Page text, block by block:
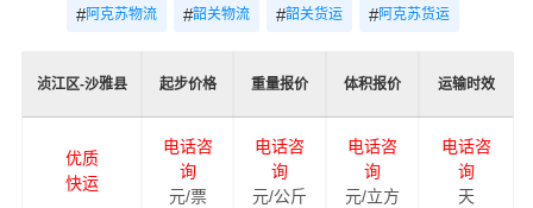
#阿克苏物流 #韶关物流 #韶关货运 #阿克苏货运
浈江区-沙雅县 起步价格 重量报价 体积报价 运输时效
优质
快运
电话咨
询
元/票
电话咨
询
元/公斤
电话咨
询
元/立方
电话咨
询
天